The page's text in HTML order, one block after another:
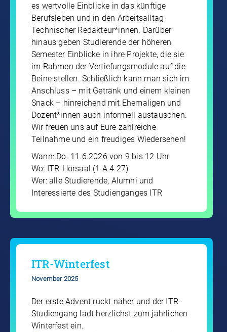
es wertvolle Einblicke in das künftige
Berufsleben und in den Arbeitsalltag
Technischer Redakteur*innen. Darüber
hinaus geben Studierende der höheren
Semester Einblicke in ihre Projekte, die sie
im Rahmen der Vertiefungsmodule auf die
Beine stellen. Schließlich kann man sich im
Anschluss – mit Getränk und einem kleinen
Snack – hinreichend mit Ehemaligen und
Dozent*innen auch informell austauschen.
Wir freuen uns auf Eure zahlreiche
Teilnahme und ein freudiges Wiedersehen!
Wann: Do. 11.6.2026 von 9 bis 12 Uhr
Wo: ITR-Hörsaal (1.A.4.27)
Wer: alle Studierende, Alumni und
Interessierte des Studienganges ITR
ITR-Winterfest
November 2025
Der erste Advent rückt näher und der ITR-
Studiengang lädt herzlichst zum jährlichen
Winterfest ein.